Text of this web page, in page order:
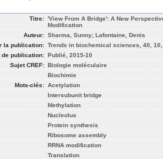
Titre: 'View From A Bridge': A New
Modification
Auteur: Sharma, Sunny; Lafontaine, Denis
la publication: Trends in biochemical sciences, 40, 10,
de publication: Publié, 2015-10
Sujet CREF: Biologie moléculaire
Biochimie
Mots-clés: Acetylation
Intersubunit bridge
Methylation
Nucleolus
Protein synthesis
Ribosome assembly
RRNA modification
Translation